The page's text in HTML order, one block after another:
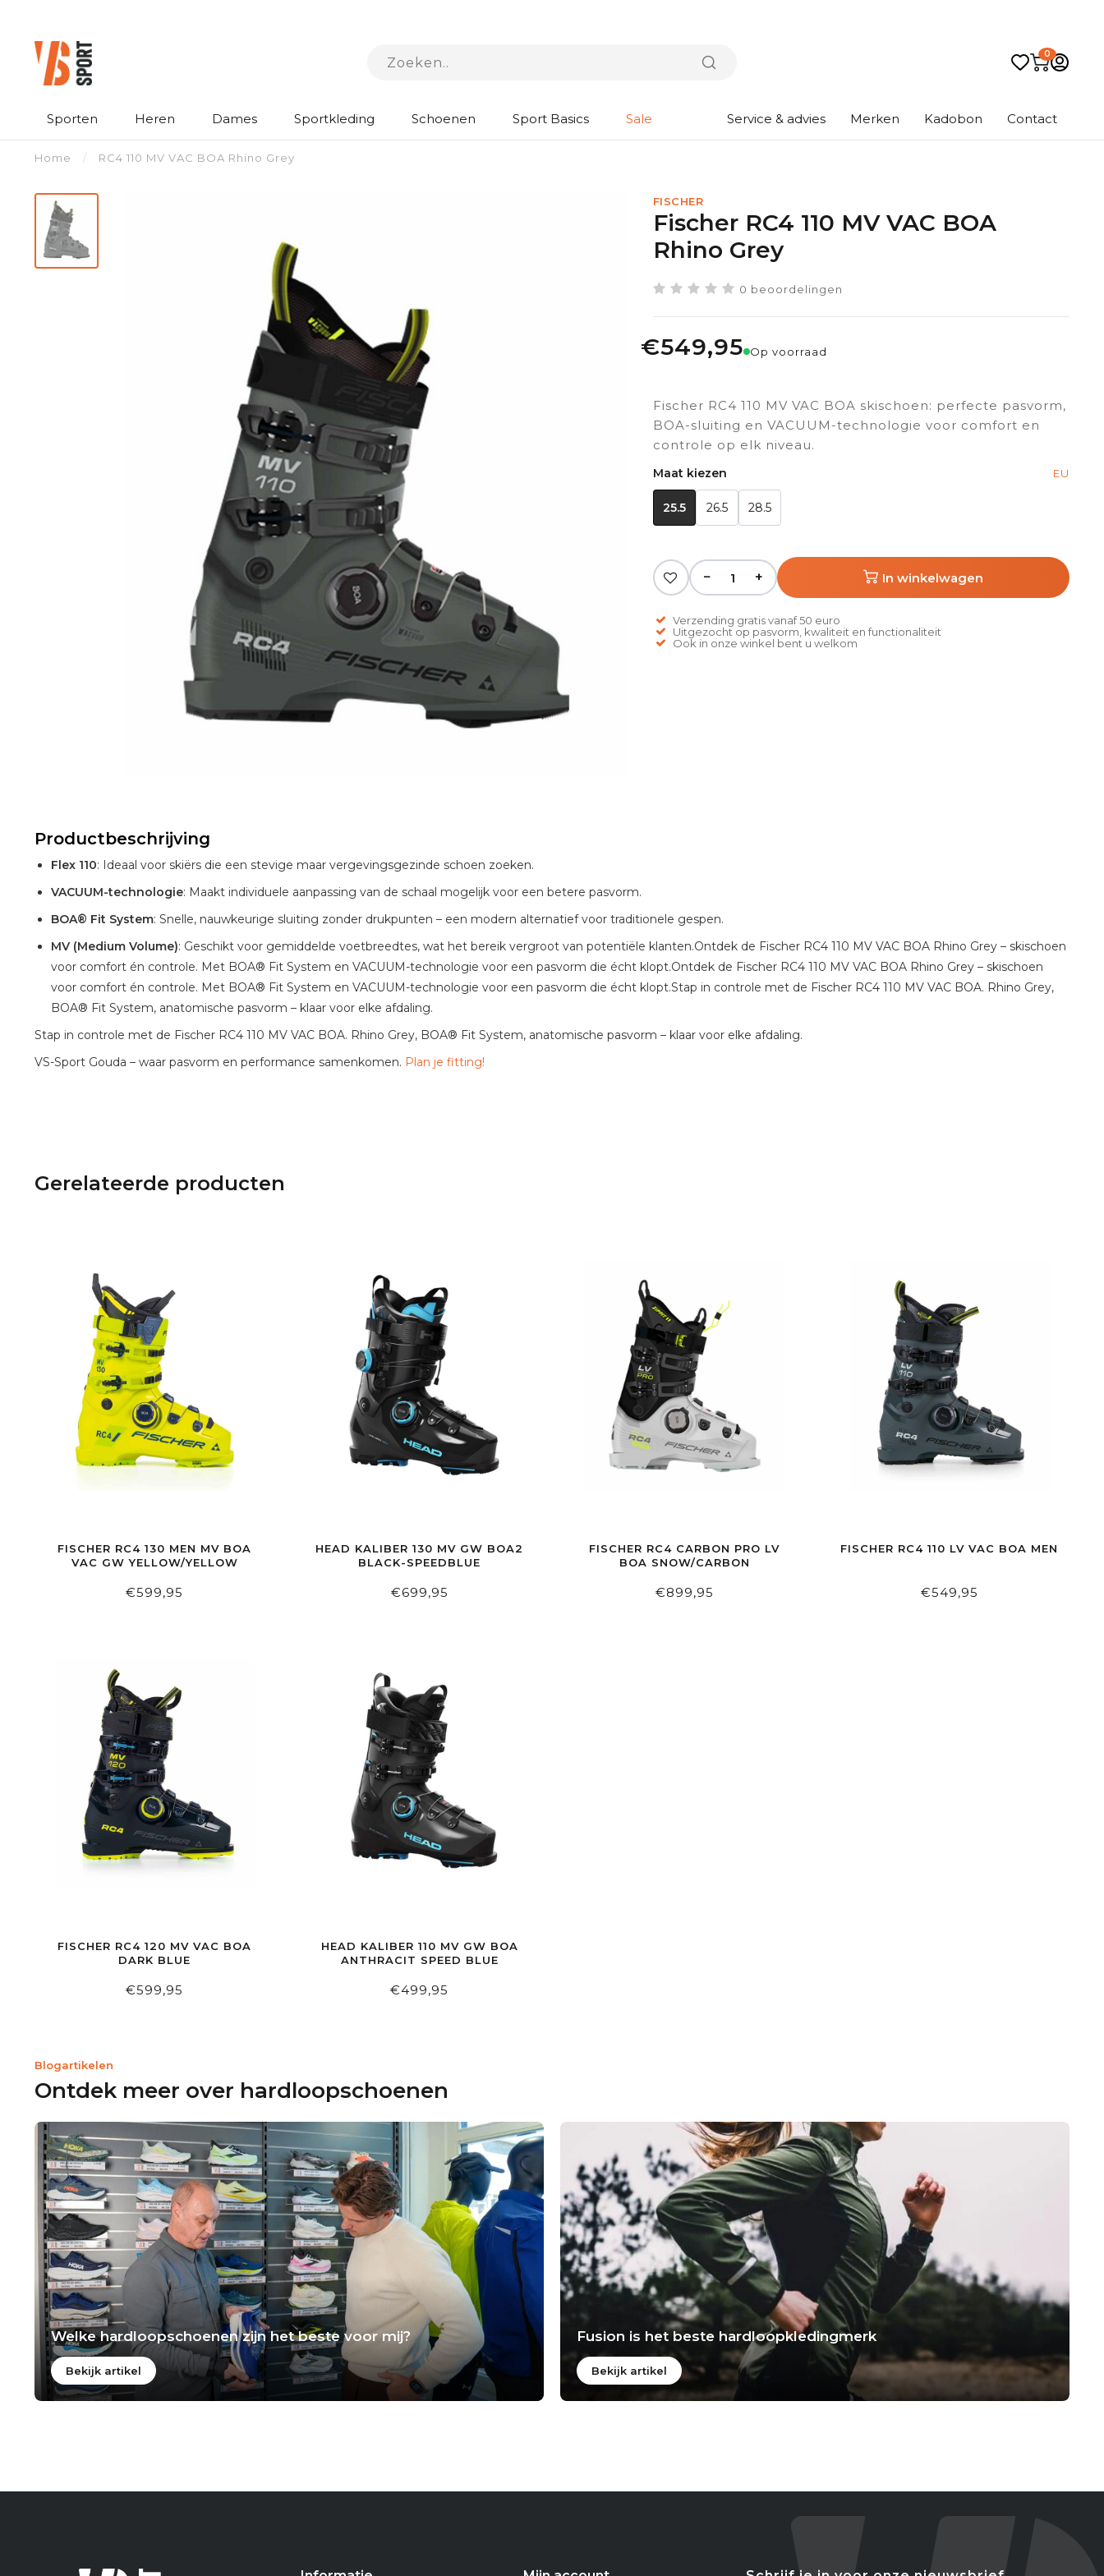
0
Sporten Heren Dames Sportkleding Schoenen Sport Basics Sale Service & advies Merken Kadobon Contact
Home / RC4 110 MV VAC BOA Rhino Grey
FISCHER
Fischer RC4 110 MV VAC BOA
Rhino Grey
0 beoordelingen
€549,95 Op voorraad
Fischer RC4 110 MV VAC BOA skischoen: perfecte pasvorm,
BOA-sluiting en VACUUM-technologie voor comfort en
controle op elk niveau.
Maat kiezen EU
25.5 26.5 28.5
− + In winkelwagen
Verzending gratis vanaf 50 euro
Uitgezocht op pasvorm, kwaliteit en functionaliteit
Ook in onze winkel bent u welkom
Productbeschrijving
Flex 110: Ideaal voor skiërs die een stevige maar vergevingsgezinde schoen zoeken.
VACUUM-technologie: Maakt individuele aanpassing van de schaal mogelijk voor een betere pasvorm.
BOA® Fit System: Snelle, nauwkeurige sluiting zonder drukpunten – een modern alternatief voor traditionele gespen.
MV (Medium Volume): Geschikt voor gemiddelde voetbreedtes, wat het bereik vergroot van potentiële klanten.Ontdek de Fischer RC4 110 MV VAC BOA Rhino Grey – skischoen
voor comfort én controle. Met BOA® Fit System en VACUUM-technologie voor een pasvorm die écht klopt.Ontdek de Fischer RC4 110 MV VAC BOA Rhino Grey – skischoen
voor comfort én controle. Met BOA® Fit System en VACUUM-technologie voor een pasvorm die écht klopt.Stap in controle met de Fischer RC4 110 MV VAC BOA. Rhino Grey,
BOA® Fit System, anatomische pasvorm – klaar voor elke afdaling.
Stap in controle met de Fischer RC4 110 MV VAC BOA. Rhino Grey, BOA® Fit System, anatomische pasvorm – klaar voor elke afdaling.
VS-Sport Gouda – waar pasvorm en performance samenkomen. Plan je fitting!
Gerelateerde producten
FISCHER RC4 130 MEN MV BOA
VAC GW YELLOW/YELLOW
€599,95
HEAD KALIBER 130 MV GW BOA2
BLACK-SPEEDBLUE
€699,95
FISCHER RC4 CARBON PRO LV
BOA SNOW/CARBON
€899,95
FISCHER RC4 110 LV VAC BOA MEN
€549,95
FISCHER RC4 120 MV VAC BOA
DARK BLUE
€599,95
HEAD KALIBER 110 MV GW BOA
ANTHRACIT SPEED BLUE
€499,95
Blogartikelen
Ontdek meer over hardloopschoenen
Welke hardloopschoenen zijn het beste voor mij?
Bekijk artikel
Fusion is het beste hardloopkledingmerk
Bekijk artikel